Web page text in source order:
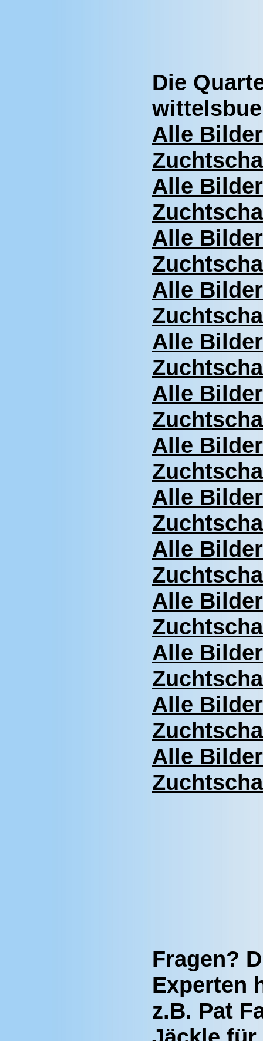
Die
Alle
Alle
Alle
Alle
Alle
Alle
Alle
Alle
Alle
Alle
Alle
Alle
Alle
Fragen?
Experten
z.B. Pat